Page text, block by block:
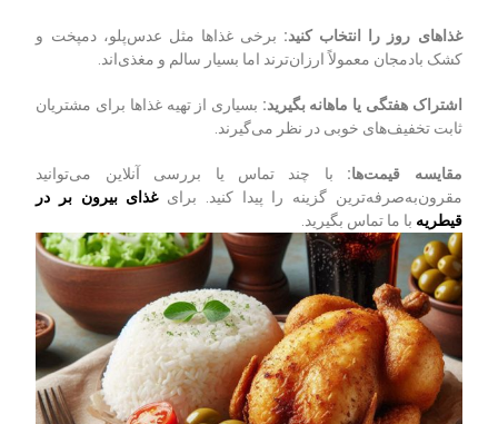
غذاهای روز را انتخاب کنید: برخی غذاها مثل عدس‌پلو، دمپخت و
کشک بادمجان معمولاً ارزان‌ترند اما بسیار سالم و مغذی‌اند.
اشتراک هفتگی یا ماهانه بگیرید: بسیاری از تهیه غذاها برای مشتریان
ثابت تخفیف‌های خوبی در نظر می‌گیرند.
مقایسه قیمت‌ها: با چند تماس یا بررسی آنلاین می‌توانید
مقرون‌به‌صرفه‌ترین گزینه را پیدا کنید. برایغذای بیرون بر در
قیطریه با ما تماس بگیرید.